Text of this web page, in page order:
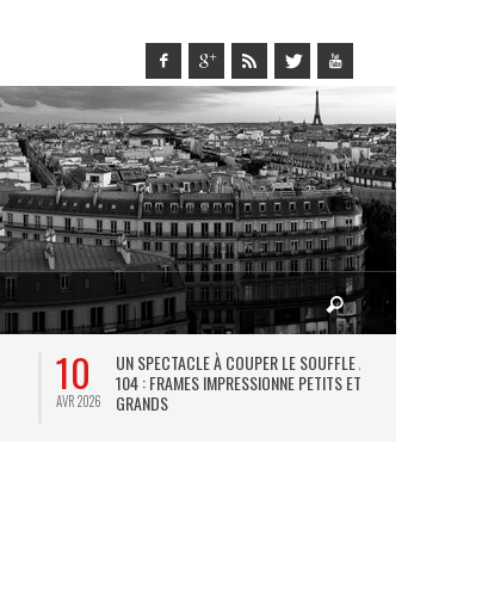
10
AVR 2026
UN SPECTACLE À COUPER LE SOUFFLE AU
104 : FRAMES IMPRESSIONNE PETITS ET
GRANDS